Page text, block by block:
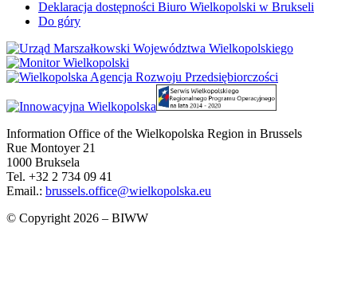
Deklaracja dostępności Biuro Wielkopolski w Brukseli
Do góry
Information Office of the Wielkopolska Region in Brussels
Rue Montoyer 21
1000 Bruksela
Tel. +32 2 734 09 41
Email.: brussels.office@wielkopolska.eu
© Copyright 2026 – BIWW